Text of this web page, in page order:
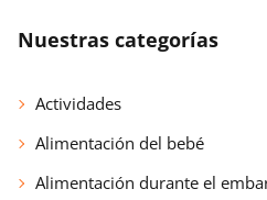
Nuestras categorías
Actividades
Alimentación del bebé
Alimentación durante el